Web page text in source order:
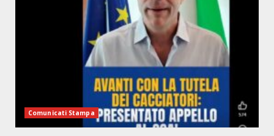
Comunicati Stampa